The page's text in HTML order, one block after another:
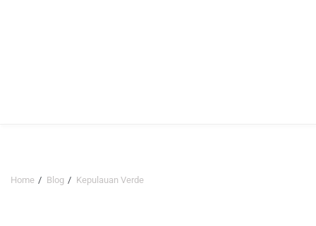
Home Blog Kepulauan Verde